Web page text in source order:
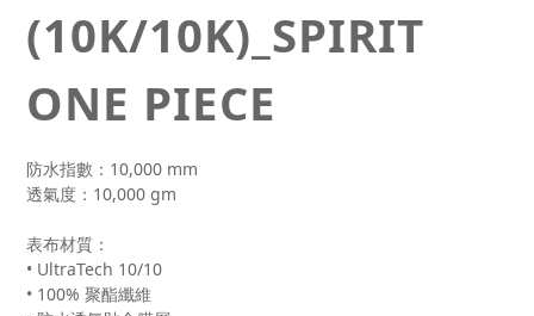
(10K/10K)_SPIRIT
ONE PIECE
防水指數：10,000 mm
透氣度：10,000 gm
表布材質：
• UltraTech 10/10
• 100% 聚酯纖維